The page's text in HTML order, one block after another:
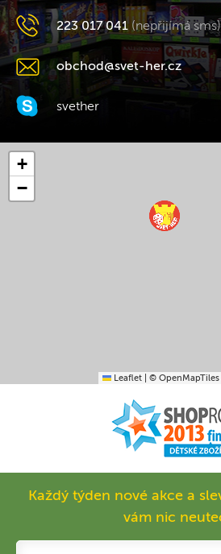
223 017 041 (nepřijímá sms)
obchod@svet-her.cz
svether
+
−
Leaflet © OpenMapTiles
Každý týden nové akce a
vám nic